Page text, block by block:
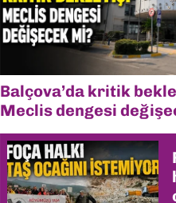
Balçova’da kritik
Meclis dengesi